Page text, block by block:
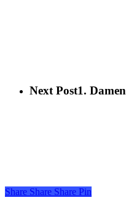
Next Post1.
Share
Share Share Share Pin